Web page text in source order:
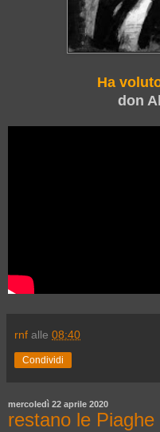
Ha
don
rnf alle 08:40
Condividi
mercoledì 22 aprile 2020
restano le Piaghe